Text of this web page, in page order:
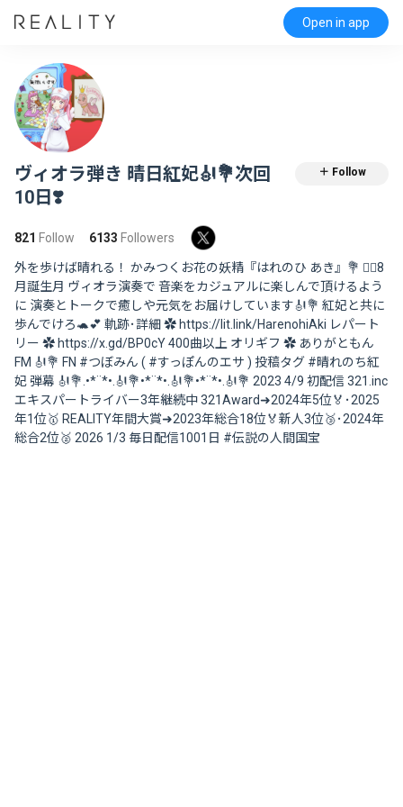
Open in app
ヴィオラ弾き 晴日紅妃🎻💐次回
10日❣️
＋ Follow
821 Follow 6133 Followers
外を歩けば晴れる！ かみつくお花の妖精『はれのひ あき』💐 ❤️‍🔥8
月誕生月 ︎ヴィオラ演奏で 音楽をカジュアルに楽しんで頂けるよう
に 演奏とトークで癒しや元気をお届けしています🎻💐 紅妃と共に
歩んでけろ🐢💕 軌跡･詳細︎︎ ✿ https://lit.link/HarenohiAki レパート
リー ︎✿ https://x.gd/BP0cY 400曲以上 オリギフ︎ ✿ ありがともん
FM 🎻💐 FN #つぼみん ( #すっぽんのエサ ) 投稿タグ #晴れのち紅
妃 弾幕 🎻💐.•*¨*•.🎻💐•*¨*•.🎻💐•*¨*•.🎻💐 2023 4/9 初配信 321.inc
エキスパートライバー3年継続中 321Award➜2024年5位🏅･2025
年1位🥇 REALITY年間大賞➜2023年総合18位🏅新人3位🥉･2024年
総合2位🥈 2026 1/3 毎日配信1001日 #伝説の人間国宝